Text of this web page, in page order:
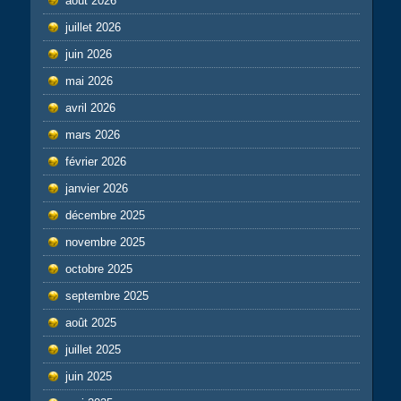
juillet 2026
juin 2026
mai 2026
avril 2026
mars 2026
février 2026
janvier 2026
décembre 2025
novembre 2025
octobre 2025
septembre 2025
août 2025
juillet 2025
juin 2025